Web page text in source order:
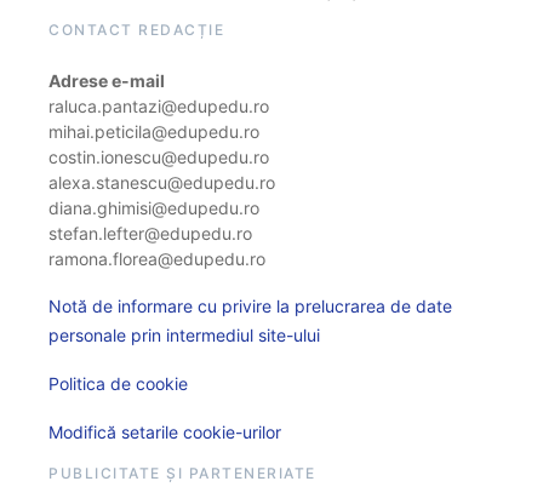
CONTACT REDACȚIE
Adrese e-mail
raluca.pantazi@edupedu.ro
mihai.peticila@edupedu.ro
costin.ionescu@edupedu.ro
alexa.stanescu@edupedu.ro
diana.ghimisi@edupedu.ro
stefan.lefter@edupedu.ro
ramona.florea@edupedu.ro
Notă de informare cu privire la prelucrarea de date
personale prin intermediul site-ului
Politica de cookie
Modifică setarile cookie-urilor
PUBLICITATE ȘI PARTENERIATE